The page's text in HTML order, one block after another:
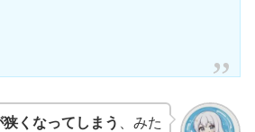
くなってしまう
、みた